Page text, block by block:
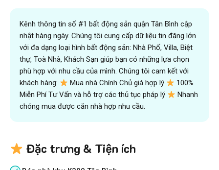
Kênh thông tin số #1 bất động sản quận Tân Bình cập
nhật hàng ngày. Chúng tôi cung cấp dữ liệu tin đăng lớn
với đa dạng loại hình bất động sản: Nhà Phố, Villa, Biệt
thự, Toà Nhà, Khách Sạn giúp bạn có những lựa chọn
phù hợp với nhu cầu của mình. Chúng tôi cam kết với
khách hàng:
Mua nhà Chính Chủ giá hợp lý
100%
Miễn Phí Tư Vấn và hỗ trợ các thủ tục pháp lý
Nhanh
chóng mua được căn nhà hợp nhu cầu.
Đặc trưng & Tiện ích